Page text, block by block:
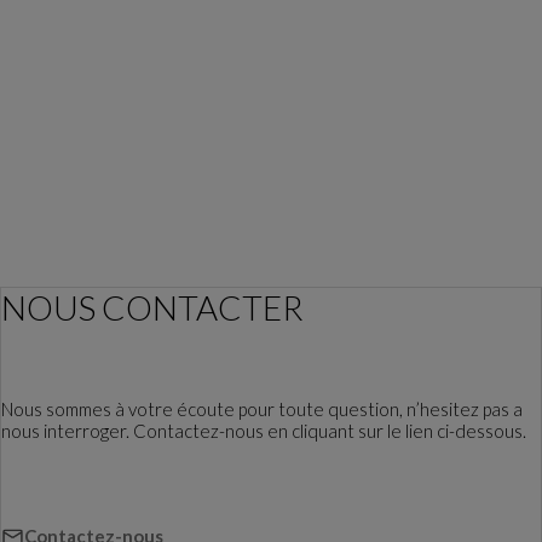
NOUS CONTACTER
Nous sommes à votre écoute pour toute question, n’hesitez pas a
nous interroger. Contactez-nous en cliquant sur le lien ci-dessous.
Contactez-nous